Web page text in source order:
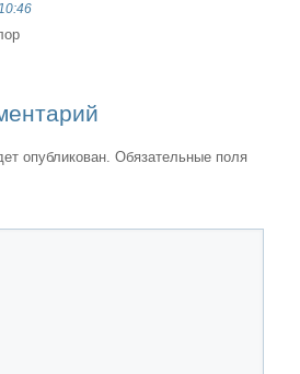
опубликован. Обязательные поля